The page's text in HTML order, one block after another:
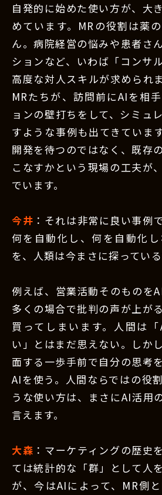
自発的に始めた使い方が、大
めています。MRの役割は薬
ん。病院経営の悩みや患者さ
ションなど、いわば「コンサ
高度な対人スキルが求められ
MRたちが、訪問前にAIを相
ョンの壁打ちをして、シミュ
すような事例も出てきていま
開発を待つのではなく、既存
こなすかという現場の工夫が
でいます。
今井 ：それは非常に良い事例
何を自動化し、何を自動化
を、人類は今まさに探っている
例えば、営業活動そのものを
多くの場合で批判の声が上が
買ってしまいます。人間は
い」とはまだ思えない。しか
面する一歩手前で自分の思考
AIを使う。人間ならではの役
うな使い方は、まさにAI活用
言えます。
大森 ：マーケティングの歴史
ては統計的な「群」として人
が、今はAIによって、MR側